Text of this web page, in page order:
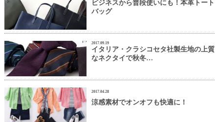
ビジネスから普段使いにも！本革トート
バッグ
2017.09.19
イタリア・クラシコセタ社製生地の上質
なネクタイで秋冬…
2017.04.28
涼感素材でオンオフも快適に！